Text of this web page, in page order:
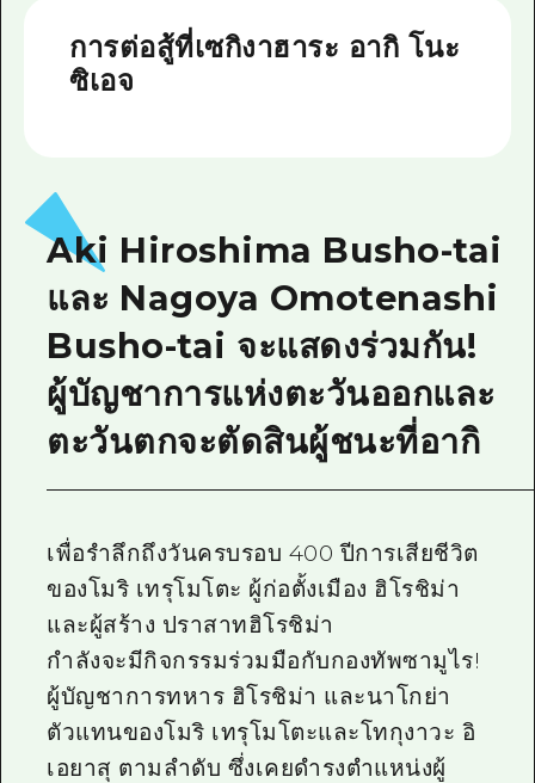
ข้อมูลการขนส่งระหว่างเกิดภัยพิบัติ
การต่อสู้ที่เซกิงาฮาระ อากิ โนะ
ซิเอจ
Aki Hiroshima Busho-tai
และ Nagoya Omotenashi
Busho-tai จะแสดงร่วมกัน!
ผู้บัญชาการแห่งตะวันออกและ
ตะวันตกจะตัดสินผู้ชนะที่อากิ
เพื่อรำลึกถึงวันครบรอบ 400 ปีการเสียชีวิต
ของโมริ เทรุโมโตะ ผู้ก่อตั้งเมือง ฮิโรชิม่า
และผู้สร้าง ปราสาทฮิโรชิม่า
กำลังจะมีกิจกรรมร่วมมือกับกองทัพซามูไร!
ผู้บัญชาการทหาร ฮิโรชิม่า และนาโกย่า
ตัวแทนของโมริ เทรุโมโตะและโทกุงาวะ อิ
เอยาสุ ตามลำดับ ซึ่งเคยดำรงตำแหน่งผู้